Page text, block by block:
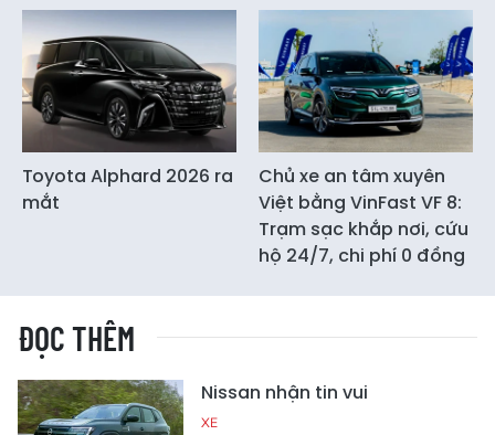
Toyota Alphard 2026 ra
mắt
Chủ xe an tâm xuyên
Việt bằng VinFast VF 8:
Trạm sạc khắp nơi, cứu
hộ 24/7, chi phí 0 đồng
ĐỌC THÊM
Nissan nhận tin vui
XE